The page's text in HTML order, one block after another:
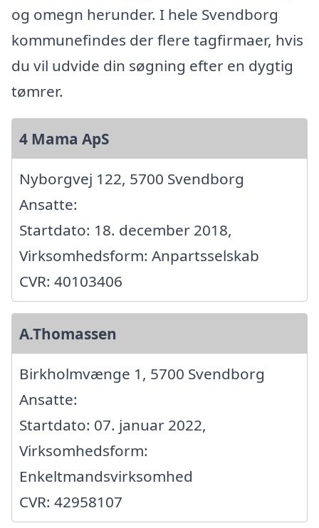
og omegn herunder. I hele Svendborg
kommunefindes der flere tagfirmaer, hvis
du vil udvide din søgning efter en dygtig
tømrer.
4 Mama ApS
Nyborgvej 122, 5700 Svendborg
Ansatte:
Startdato: 18. december 2018,
Virksomhedsform: Anpartsselskab
CVR: 40103406
A.Thomassen
Birkholmvænge 1, 5700 Svendborg
Ansatte:
Startdato: 07. januar 2022,
Virksomhedsform:
Enkeltmandsvirksomhed
CVR: 42958107